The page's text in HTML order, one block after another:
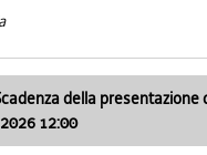
della presentazione
12:00